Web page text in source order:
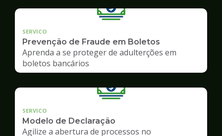
SERVICO
Prevenção de Fraude em Boletos
Aprenda a se proteger de adulterções em
boletos bancários
SERVICO
Modelo de Declaração
Agilize a abertura de processos no